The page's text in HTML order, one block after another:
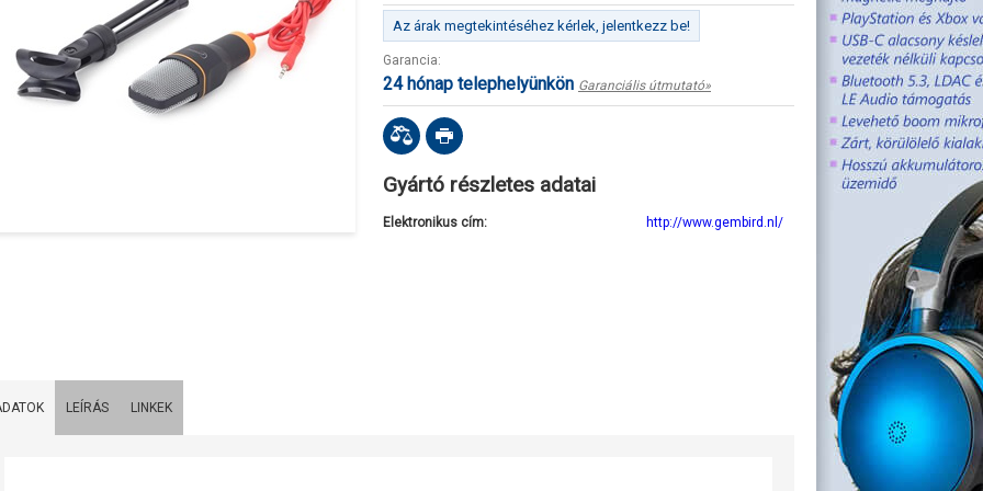
Az árak megtekintéséhez kérlek, jelentkezz be!
Garancia:
24 hónap telephelyünkön Garanciális útmutató»
Gyártó részletes adatai
Elektronikus cím: http://www.gembird.nl/
LEÍRÁS LINKEK